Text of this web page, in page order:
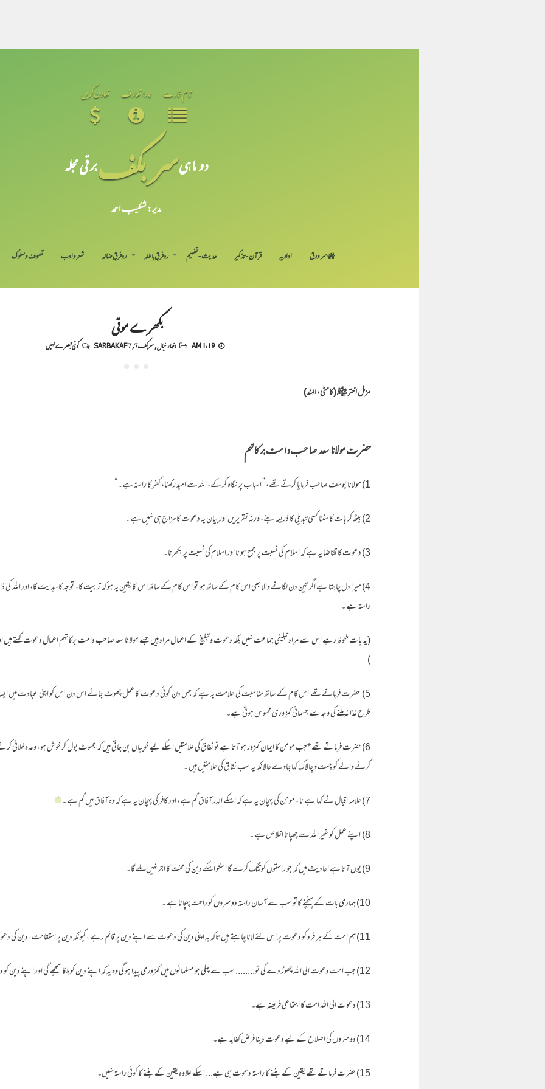
تمام شمارے ہمارا تعارف تعاون کریں
دو ماہیسر بکفبرقی مجلہ
مدیر: شکیبـ احمد
سر ورق اداریہ قرآن-تذکیر حدیث-تفہیم رد فرقِ باطلہ رد فرقِ ضالہ شعر و ادب تصوف و سلوک
بکھرے موتی
1:19 AM اظہار خیال,سربکف7 ,
SARBAKAF 7 کوئی تبصرے نہیں
مزمل اختر ﷾ (کامٹی، الہند)
حضرت مولانا سعد صاحب دامت برکاتہم
1) مولانا یوسف صاحب فرمایا کرتے تھے، ” اسباب پر نگاہ کر کے، اللہ سے امید رکھنا، کفر کا راستہ ہے۔ “
2) بیٹھ کر بات کا سننا کسی تبدیلی کا ذریعہ بنے، ورنہ تقریریں اور بیان یہ دعوت کا مزاج ہی نہیں ہے ۔
3) دعوت کا تقاضا یہ ہے کہ اسلام کی نسبت پر جمع ہو نا اور اسلام کی نسبت پر بکھرنا۔
4) میرا دل چاہتا ہے اگر تین دن لگانے والا بھی اس کام کے ساتھ ہو تو اس کام کے ساتھ اس کا یقین یہ ہو کہ تربیت کا، توجہ کا، ہدایت کا، اور اللہ
راستہ ہے ۔
(یہ بات ملحوظ رہے اس سے مراد تبلیغی جماعت نہیں بلکہ دعوت و تبلیغ کے اعمال مراد ہیں جسے مولانا سعد صاحب دامت برکاتہم اعمالِ دعوت کہتے
)
5) حضرت فرماتے تھے اس کام کے ساتھ مناسبت کی علامت یہ ہے کہ جس دن کوئی دعوت کا عمل چھوٹ جائے اس دن اس کو اپنی عبادت میں
طرح غذا نہ ملنے کی وجہ سے جسمانی کمزوری محسوس ہوتی ہے۔
6) حضرت فرماتے تھے *جب مومن کا ایمان کمزور ہو آتا ہے تو نفاق کی علامتیں اسکے لیے خوبیاں بن جاتی ہیں کہ جھوٹ بول کر خوش ہو، وعدہ خلافی
کرنے والے کو چست و چالاک کہا جاوے حالانکہ یہ سب نفاق کی علامتیں ہیں ۔
7) علامہ اقبال نے کہا ہے نا ، مومن کی پہچان یہ ہے کہ اسکے اندر آفاق گم ہے، اور کافر کی پہچان یہ ہے کہ وہ آفاق میں گم ہے ۔ ۱
8) اپنے عمل کو غیر اللہ سے چھپانا اخلاص ہے ۔
9) یوں آتا ہے احادیث میں کہ جو راستوں کو تنگ کرے گا اسکو اسکے دین کی محنت کا اجر نہیں ملے گا۔
10) ہماری بات کے پہنچنے کاتو سب سے آسان راستہ دوسروں کو راحت پہچانا ہے ۔
11) ہم امت کے ہر فرد کو دعوت پر اس لئے لانا چاہتے ہیں تاکہ یہ اپنی دین کی دعوت سے اپنے دین پر قائم رہے ، کیونکہ دین پر استقامت، دین کی دعوت سے باقی رہتی ہے۔
12) جب امت دعوت الی اللہ چھوڑ دے گی تو........ سب سے پہلی جو مسلمانوں میں کمزوری پیدا ہو گی وہ یہ کہ اپنے دین کو ہلکا سمجھے گی اور اپنے دین کو دنیا کے بدلے میں بیچ دے گی۔
13) دعوت الی اللہ امت کا اجتماعی فریضہ ہے۔
14) دوسروں کی اصلاح کے لیے دعوت دینا فرض کفایہ ہے۔
15) حضرت فرماتے تھے یقین کے بننے کا راستہ دعوت ہی ہے... اسکے علاوہ یقین کے بننے کا کوئی راستہ نہیں۔